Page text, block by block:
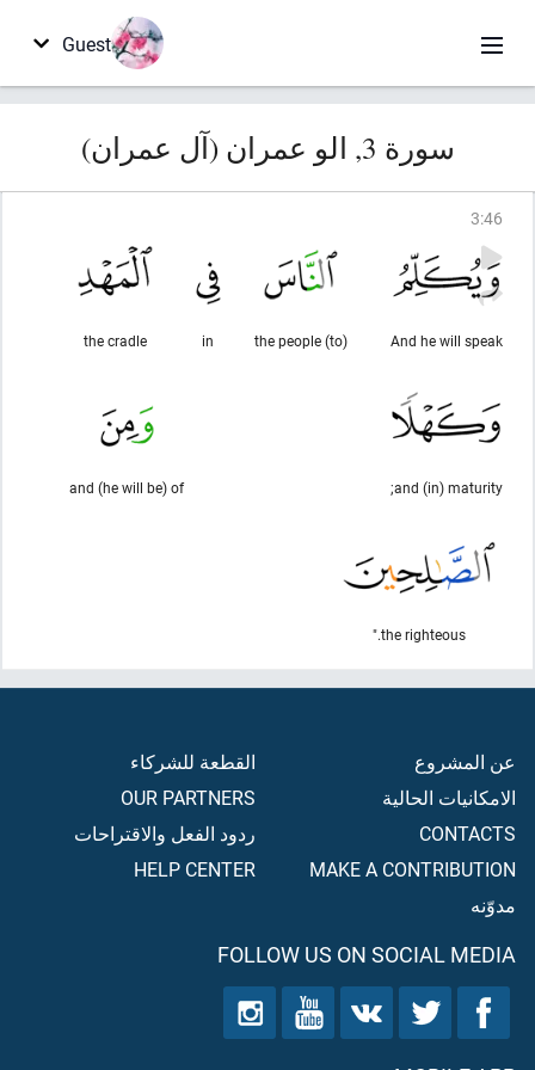
Guest
سورة 3, الو عمران (آل عمران)
3:46
And he will speak
(to) the people
in
the cradle
and (in) maturity;
and (he will be) of
the righteous."
عن المشروع
الامكانيات الحالية
CONTACTS
MAKE A CONTRIBUTION
مدوّنه
القطعة للشركاء
OUR PARTNERS
ردود الفعل والاقتراحات
HELP CENTER
FOLLOW US ON SOCIAL MEDIA